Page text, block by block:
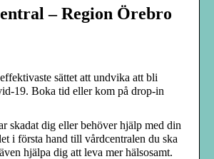
– Region Örebro
sättet att undvika att bli
19. Boka tid eller kom på drop-in
skadat dig eller behöver hjälp med din
i första hand till vårdcentralen du ska
hjälpa dig att leva mer hälsosamt.